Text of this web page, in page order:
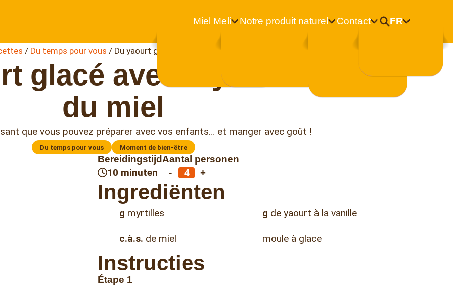
Miel Meli Notre produit naturel Contact FR
/ Du temps pour vous / Du yaourt glacé avec myrtilles et du miel
glacé avec myrtilles et
du miel
que vous pouvez préparer avec vos enfants… et manger avec goût !
Du temps pour vous Moment de bien-être
Bereidingstijd
10 minuten
Aantal personen
- +
Ingrediënten
g myrtilles
c.à.s. de miel
g de yaourt à la vanille
moule à glace
Instructies
Étape 1